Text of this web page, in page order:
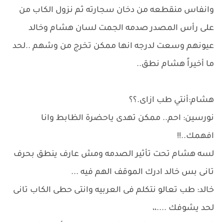
وانفاس منقطعه من دخان سجارته ثم نزول الكاب من
على رأس المصدر صدمه الجمت لسان هشام وخالد
عيونهم وسعت لدرجه انها ممكن تخرج من وشهم ..لحد
ما أخيراً هشام نطق..
هشام:أنتي طب ازاى.؟؟
نورسين: احم.. ممكن تهدى ياحضرة الظابط وانا
افهمك..!!
لسه هشام تحت تأثير الصدمه ومش عارف ينطق بحرف
تانى بس خالد ادرك الموقف الهم فيه ...
خالد: طب تعالو نتكلم فى العربيه وانتى حطى الكاب تانى
لحد يشوفك ....،،